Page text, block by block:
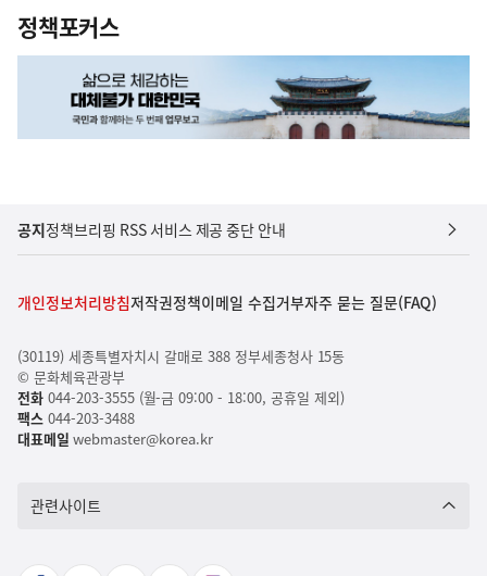
정책포커스
공지정책브리핑 RSS 서비스 제공 중단 안내
개인정보처리방침저작권정책이메일 수집거부자주 묻는 질문(FAQ)
(30119) 세종특별자치시 갈매로 388 정부세종청사 15동
© 문화체육관광부
전화044-203-3555 (월-금 09:00 - 18:00, 공휴일 제외)
팩스044-203-3488
대표메일 webmaster@korea.kr
관련사이트